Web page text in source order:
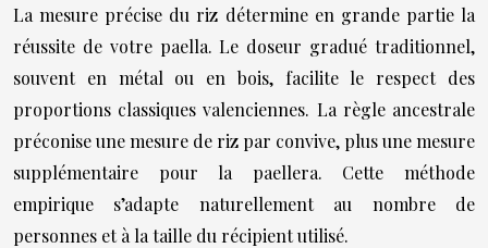
La mesure précise du riz détermine en grande partie la
réussite de votre paella. Le doseur gradué traditionnel,
souvent en métal ou en bois, facilite le respect des
proportions classiques valenciennes. La règle ancestrale
préconise une mesure de riz par convive, plus une mesure
supplémentaire pour la paellera. Cette méthode
empirique s’adapte naturellement au nombre de
personnes et à la taille du récipient utilisé.